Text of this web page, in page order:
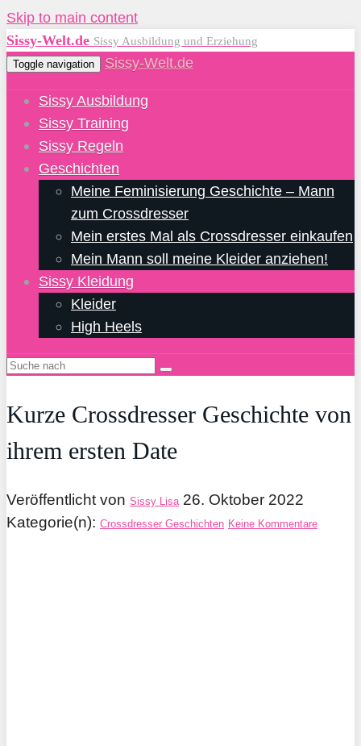
Skip to main content
Sissy-Welt.de Sissy Ausbildung und Erziehung
Toggle navigation Sissy-Welt.de
Sissy Ausbildung
Sissy Training
Sissy Regeln
Geschichten
Meine Feminisierung Geschichte – Mann
zum Crossdresser
Mein erstes Mal als Crossdresser einkaufen
Mein Mann soll meine Kleider anziehen!
Sissy Kleidung
Kleider
High Heels
Kurze Crossdresser Geschichte von
ihrem ersten Date
Veröffentlicht von Sissy Lisa 26. Oktober 2022
Kategorie(n): Crossdresser Geschichten Keine Kommentare